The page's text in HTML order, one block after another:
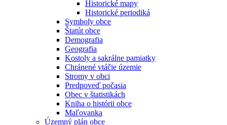
Historické mapy
Historické periodiká
Symboly obce
Štatút obce
Demografia
Geografia
Kostoly a sakrálne pamiatky
Chránené vtáčie územie
Stromy v obci
Predpoveď počasia
Obec v štatistikách
Kniha o histórii obce
Maľovanka
Územný plán obce